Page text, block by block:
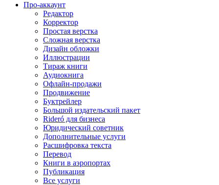
Про-аккаунт
Редактор
Корректор
Простая верстка
Сложная верстка
Дизайн обложки
Иллюстрации
Тираж книги
Аудиокнига
Офлайн-продажи
Продвижение
Буктрейлер
Большой издательский пакет
Rideró для бизнеса
Юридический советник
Дополнительные услуги
Расшифровка текста
Перевод
Книги в аэропортах
Публикация
Все услуги